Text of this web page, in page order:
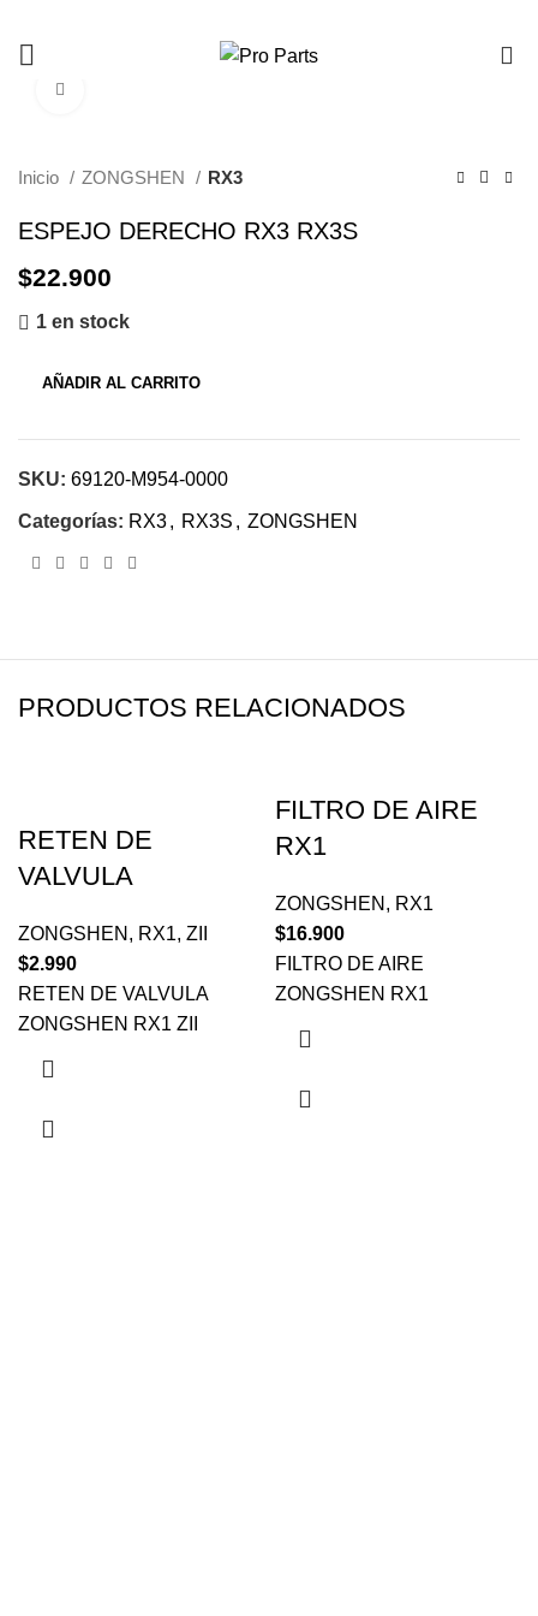
Inicio ZONGSHEN RX3
ESPEJO DERECHO RX3 RX3S
$22.900
1 en stock
AÑADIR AL CARRITO
SKU: 69120-M954-0000
Categorías: RX3, RX3S , ZONGSHEN
PRODUCTOS RELACIONADOS
RETEN DE
VALVULA
ZONGSHEN , RX1, ZII
$2.990
RETEN DE VALVULA
ZONGSHEN RX1 ZII
FILTRO DE AIRE
RX1
ZONGSHEN , RX1
$16.900
FILTRO DE AIRE
ZONGSHEN RX1